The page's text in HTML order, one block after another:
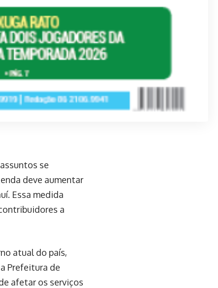
se
deve aumentar
Essa medida
a
atual do país,
Prefeitura de
afetar os serviços